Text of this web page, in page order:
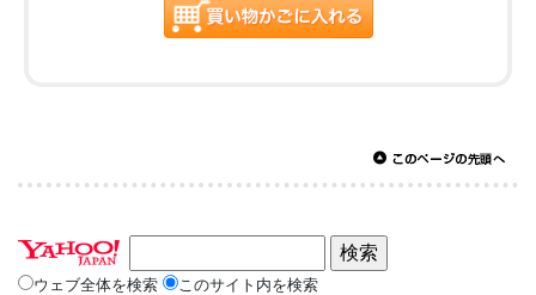
ウェブ全体を検索 このサイト内を検索